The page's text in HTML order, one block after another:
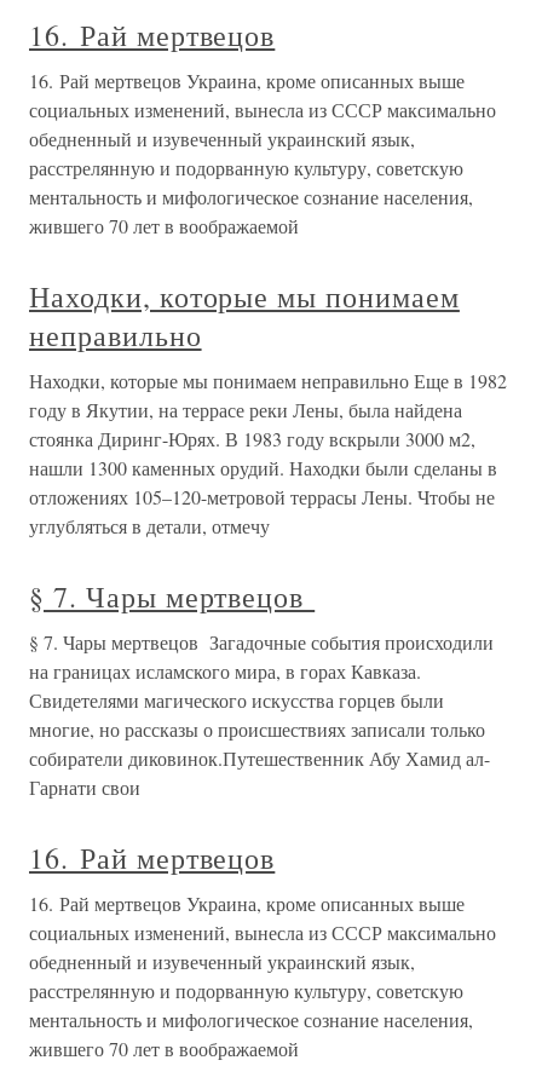
16. Рай мертвецов
16. Рай мертвецов Украина, кроме описанных выше
социальных изменений, вынесла из СССР максимально
обедненный и изувеченный украинский язык,
расстрелянную и подорванную культуру, советскую
ментальность и мифологическое сознание населения,
жившего 70 лет в воображаемой
Находки, которые мы понимаем
неправильно
Находки, которые мы понимаем неправильно Еще в 1982
году в Якутии, на террасе реки Лены, была найдена
стоянка Диринг-Юрях. В 1983 году вскрыли 3000 м2,
нашли 1300 каменных орудий. Находки были сделаны в
отложениях 105–120-метровой террасы Лены. Чтобы не
углубляться в детали, отмечу
§ 7. Чары мертвецов
§ 7. Чары мертвецов Загадочные события происходили
на границах исламского мира, в горах Кавказа.
Свидетелями магического искусства горцев были
многие, но рассказы о происшествиях записали только
собиратели диковинок.Путешественник Абу Хамид ал-
Гарнати свои
16. Рай мертвецов
16. Рай мертвецов Украина, кроме описанных выше
социальных изменений, вынесла из СССР максимально
обедненный и изувеченный украинский язык,
расстрелянную и подорванную культуру, советскую
ментальность и мифологическое сознание населения,
жившего 70 лет в воображаемой